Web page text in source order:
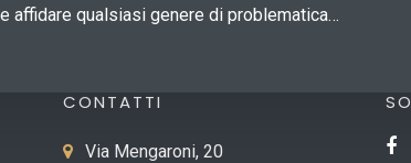
affidare qualsiasi genere di problematica…
CONTATTI
Via Mengaroni, 20